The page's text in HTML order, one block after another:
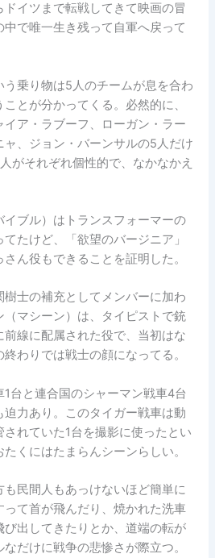
イツまで転戦してきて映画の冒
で唯一生き残って自軍へ戻って
乗り物は5人のチームが息を合わ
とが分かってくる。必然的に、
ア・ラブーフ、ローガン・ラー
、ジョン・バーンサルの5人だけ
がそれぞれ個性的で、なかなかえ
イブル）はトランスフォーマーの
たけど、「欲望のバージニア」
ん役もできることを証明した。
士の補充としてメンバーに加わ
（マシーン）は、タイピストで銃
前線に配属された役で、当初はな
わりでは戦士の顔になってる。
1台と連合国のシャーマン戦車4台
迫力あり。このタイガー戦車は動
されていた1台を撮影に使ったとい
くにはたまらんシーンらしい。
民間人もあっけないほど簡単に
て首が飛んだり、焼かれた洗車
出してきたりとか、道端の転が
だけに戦争の悲惨さが際立つ。